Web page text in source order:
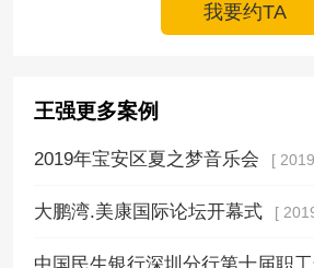
我要约TA
王强更多案例
2019年宝安区夏之梦音乐会 [
大鹏湾.美康国际论坛开幕式 [